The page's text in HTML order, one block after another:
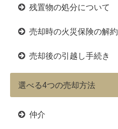
残置物の処分について
売却時の火災保険の解約
売却後の引越し手続き
選べる4つの売却方法
仲介